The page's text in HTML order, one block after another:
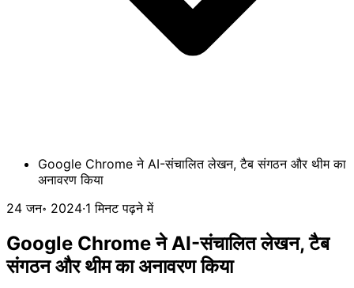
Google Chrome ने AI-संचालित लेखन, टैब संगठन और थीम का
अनावरण किया
24 जन॰ 2024·1 मिनट पढ़ने में
Google Chrome ने AI-संचालित लेखन, टैब
संगठन और थीम का अनावरण किया